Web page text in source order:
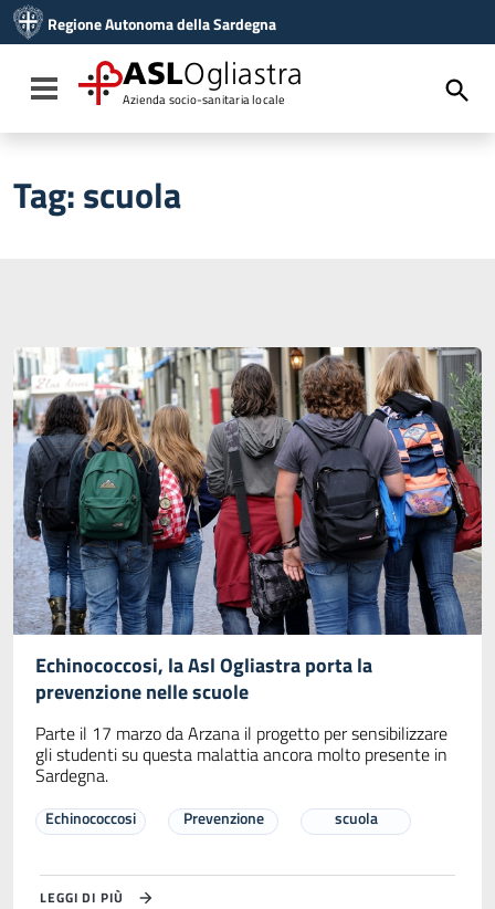
Vai al menu di navigazione
Vai al footer
Regione Autonoma della Sardegna
Toggle navigation
ASLOgliastra
Azienda socio-sanitaria locale
Tag:scuola
Echinococcosi, la Asl Ogliastra porta la
prevenzione nelle scuole
Parte il 17 marzo da Arzana il progetto per sensibilizzare
gli studenti su questa malattia ancora molto presente in
Sardegna.
Echinococcosi Prevenzione scuola
LEGGI DI PIÙ